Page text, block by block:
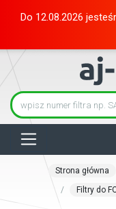
Do 12.08.2026
Strona główna
Filtry do